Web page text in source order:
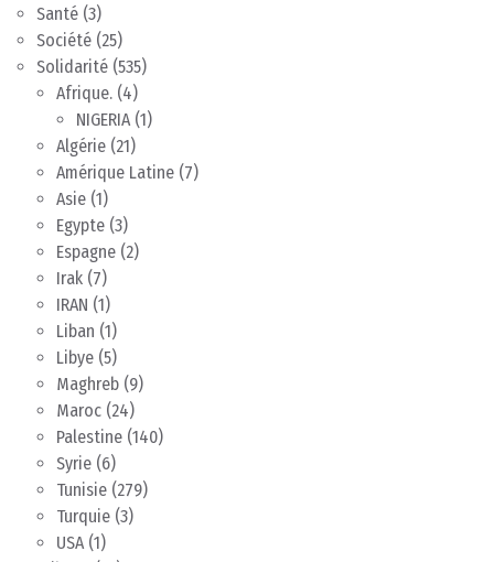
Santé (3)
Société (25)
Solidarité (535)
Afrique. (4)
NIGERIA(1)
Algérie (21)
Amérique Latine (7)
Asie (1)
Egypte (3)
Espagne (2)
Irak (7)
IRAN (1)
Liban (1)
Libye (5)
Maghreb (9)
Maroc (24)
Palestine (140)
Syrie (6)
Tunisie (279)
Turquie (3)
USA(1)